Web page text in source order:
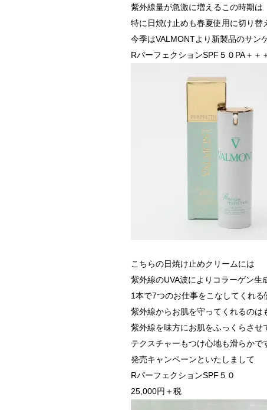
紫外線量が急激に増えるこの時期は
特に日焼け止めも春夏使用に切り替
今季はVALMONTより新製品のサン
RパーフェクションSPF５０PA＋＋
こちらの日焼け止めクリームには
紫外線のUVA波によりコラーゲン
1本で7つのお仕事をこなしてくれ
紫外線からお肌を守ってくれるのは
紫外線を味方にお肌をふっくらさせ
テクスチャーもつけ心地も滑らかで
発売キャンペーンといたしまして
RパーフェクションSPF５０
25,000円＋税